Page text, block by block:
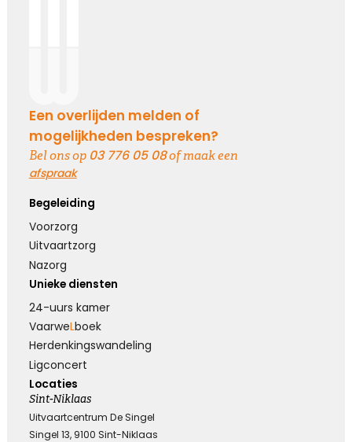
Kies dit gedicht
Koester de momenten
hebben gehad, kijk terug met een lach en een
traan.
Kies dit gedicht
Loslaten zonder spijt
vooruit kijken zonder verwachtingen ...
Een overlijden melden of
mogelijkheden bespreken?
Bel ons op 03 776 05 08of maak een
afspraak
Begeleiding
Voorzorg
Uitvaartzorg
Nazorg
Unieke diensten
24-uurs kamer
VaarweLboek
Herdenkings­wandeling
Ligconcert
Locaties
Sint-Niklaas
Uitvaartcentrum De Singel
Singel 13, 9100 Sint-Niklaas